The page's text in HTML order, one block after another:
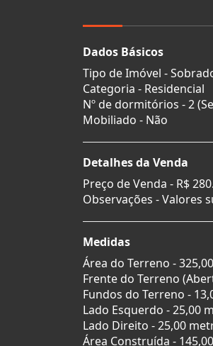
Dados Básicos
Tipo de Imóvel -
Categoria - Residencial
Nº de dormitórios - 2
Mobiliado - Não
Detalhes da Venda
Preço de Venda - R$
Observações - Valores
Medidas
Área do Terreno -
Frente do Terreno
Fundos do Terreno -
Lado Esquerdo - 25,00
Lado Direito - 25,00
Área Construída -